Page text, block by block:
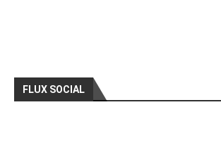
FLUX SOCIAL